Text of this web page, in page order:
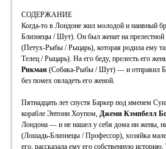
СОДЕРЖАНИЕ
Когда-то в Лондоне жил молодой и наивный
Близнецы / Шут). Он был женат на
(Петух-Рыбы / Рыцарь), которая родила ему
Телец / Рыцарь). На его беду, прелесть его
Рикман (Собака-Рыбы / Шут) — и отправил
без помех овладеть его женой.
Пятнадцать лет спустя Баркер под именем
корабле Энтони Хоупом, Джеми Кэмпбелл
Лондона — и не нашел у себя дома ни жены,
(Лошадь-Близнецы / Профессор), хозяйка
его, рассказала ему его собственную